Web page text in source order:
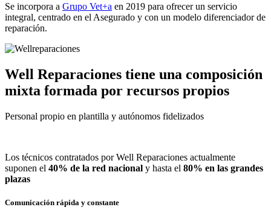
Se incorpora a Grupo Vet+a en 2019 para ofrecer un servicio
integral, centrado en el Asegurado y con un modelo diferenciador de
reparación.
Well Reparaciones tiene una composición
mixta formada por recursos propios
Personal propio en plantilla y autónomos fidelizados
Los técnicos contratados por Well Reparaciones actualmente
suponen el 40% de la red nacional y hasta el 80% en las grandes
plazas
Comunicación rápida y constante